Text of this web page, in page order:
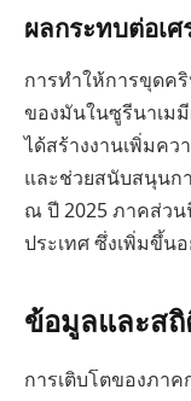
ผลกระทบต่อเ
การทำให้การขุดค
ของมันในซูรีนาเม
ได้สร้างงานเพิ่มค
และช่วยสนับสนุนก
ณ ปี 2025 ภาคส่ว
ประเทศ ซึ่งเพิ่มขึ้น
ข้อมูลและสถิ
การเติบโตของภา